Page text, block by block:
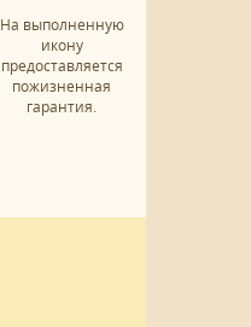
На выполненную
икону
предоставляется
пожизненная
гарантия.